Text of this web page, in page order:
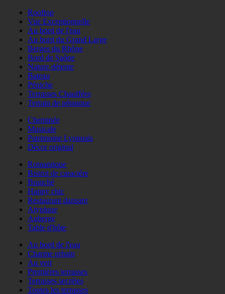
Rooftop
Vue Exceptionnelle
Au bord de l'eau
Au bord du Grand Large
Berges du Rhône
Bord de Saône
Nature détente
Bateau
Péniche
Terrasses Chauffées
Terrain de pétanque
Cheminée
Musicale
Patrimoine Lyonnais
Décor original
Romantique
Bistrot de caractère
Branché
Happy chic
Restaurant dansant
Atypique
Auberge
Table d'hôte
Au bord de l'eau
Charme urbain
Au vert
Premières terrasses
Terrasses secrètes
Toutes les terrasses